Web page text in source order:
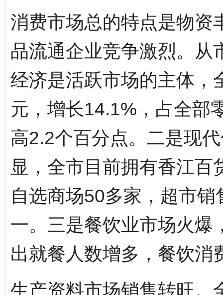
消费市场总的特点是物资
品流通企业竞争激烈。从
经济是活跃市场的主体，
元，增长14.1%，占全部
高2.2个百分点。二是现
显，全市目前拥有香江百
自选商场50多家，超市
一。三是餐饮业市场火爆
出就餐人数增多，餐饮消
生产资料市场销售转旺。